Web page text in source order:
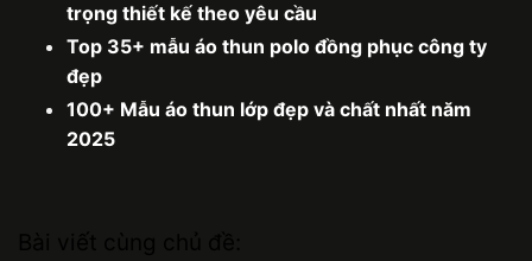
trọng thiết kế theo yêu cầu
Top 35+ mẫu áo thun polo đồng phục công ty
đẹp
100+ Mẫu áo thun lớp đẹp và chất nhất năm
2025